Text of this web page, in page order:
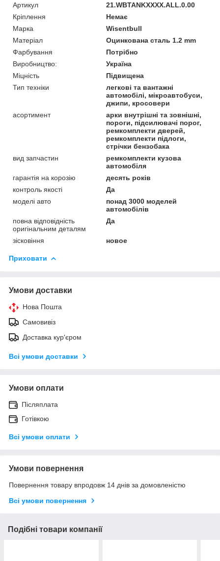
Артикул
21.WBTANKXXXX.ALL.0.00
Кріплення
Немає
Марка
Wisentbull
Матеріал
Оцинкована сталь 1.2 mm
Фарбування
Потрібно
Виробництво:
Україна
Міцність
Підвищена
Тип техніки
легкові та вантажні
автомобілі, мікроавтобуси,
джипи, кросовери
асортимент
арки внутрішні та зовнішні,
пороги, підсилювачі порог,
ремкомплекти дверей,
ремкомплекти підлоги,
стрічки бензобака
вид запчастин
ремкомплекти кузова
автомобіля
гарантія на корозію
десять років
контроль якості
Да
моделі авто
понад 3000 моделей
автомобілів
повна відповідність
оригінальним деталям
Да
зісковіння новое
Приховати
Умови доставки
Нова Пошта
Самовивіз
Доставка кур'єром
Всі умови доставки
Умови оплати
Післяплата
Готівкою
Всі умови оплати
Умови повернення
Повернення товару впродовж 14 днів за домовленістю
Всі умови повернення
Подібні товари компанії